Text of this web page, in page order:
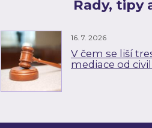
Rady, tipy
16. 7. 2026
V čem se liší
mediace od